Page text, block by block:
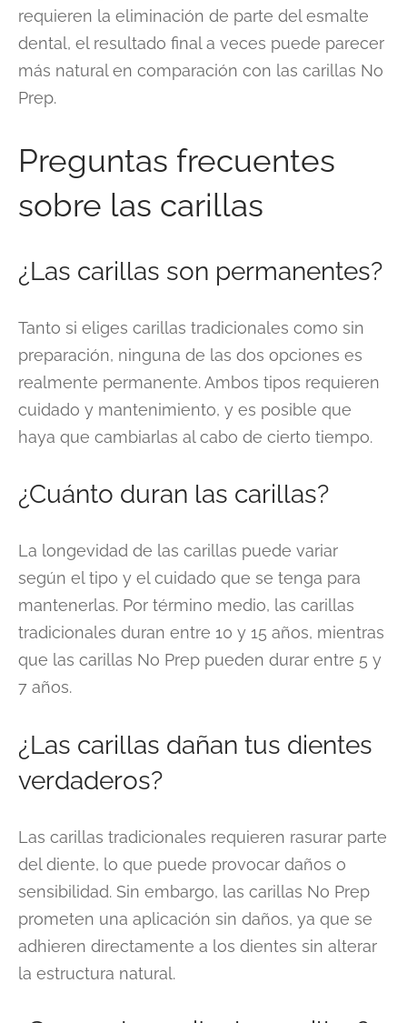
requieren la eliminación de parte del esmalte
dental, el resultado final a veces puede parecer
más natural en comparación con las carillas No
Prep.
Preguntas frecuentes
sobre las carillas
¿Las carillas son permanentes?
Tanto si eliges carillas tradicionales como sin
preparación, ninguna de las dos opciones es
realmente permanente. Ambos tipos requieren
cuidado y mantenimiento, y es posible que
haya que cambiarlas al cabo de cierto tiempo.
¿Cuánto duran las carillas?
La longevidad de las carillas puede variar
según el tipo y el cuidado que se tenga para
mantenerlas. Por término medio, las carillas
tradicionales duran entre 10 y 15 años, mientras
que las carillas No Prep pueden durar entre 5 y
7 años.
¿Las carillas dañan tus dientes
verdaderos?
Las carillas tradicionales requieren rasurar parte
del diente, lo que puede provocar daños o
sensibilidad. Sin embargo, las carillas No Prep
prometen una aplicación sin daños, ya que se
adhieren directamente a los dientes sin alterar
la estructura natural.